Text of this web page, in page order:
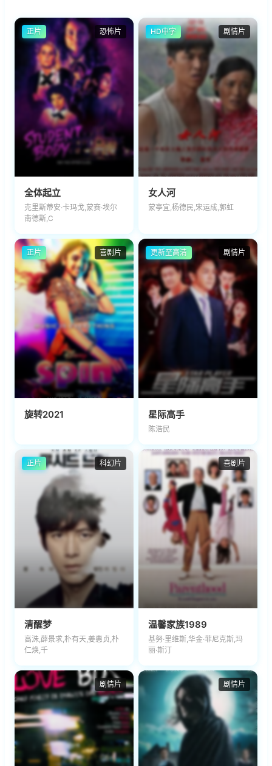
恐怖片
正片
全体起立
克里斯蒂安·卡玛戈,蒙赛·埃尔
南德斯,C
剧情片
HD中字
女人河
蒙亭宜,杨德民,宋运成,郭虹
喜剧片
正片
旋转2021
剧情片
更新至高清
星际高手
陈浩民
科幻片
正片
清醒梦
高洙,薛景求,朴有天,姜惠贞,朴
仁焕,千
喜剧片
温馨家族1989
基努·里维斯,华金·菲尼克斯,玛
丽·斯汀
剧情片 剧情片